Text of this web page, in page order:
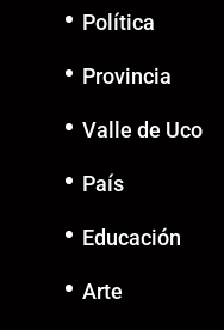
Política
Provincia
Valle de Uco
País
Educación
Arte